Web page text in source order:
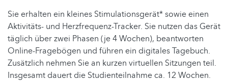
Sie erhalten ein kleines Stimulationsgerät* sowie einen
Aktivitäts- und Herzfrequenz-Tracker. Sie nutzen das Gerät
täglich über zwei Phasen (je 4 Wochen), beantworten
Online-Fragebögen und führen ein digitales Tagebuch.
Zusätzlich nehmen Sie an kurzen virtuellen Sitzungen teil.
Insgesamt dauert die Studienteilnahme ca. 12 Wochen.